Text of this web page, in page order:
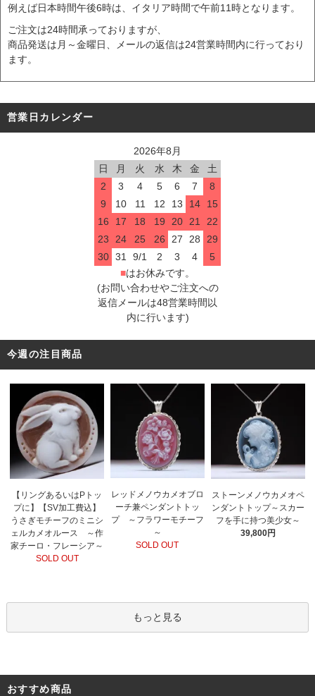
例えば日本時間午後6時は、イタリア時間で午前11時となります。
ご注文は24時間承っておりますが、
商品発送は月～金曜日、メールの返信は24営業時間内に行っており
ます。
営業日カレンダー
2026年8月
日
月 火 水 木 金
土
2
3 4 5 6 7
8
9
10 11 12 13 14
15
16
17 18 19 20 21
22
23
24 25 26 27 28
29
30 31 9/1 2 3 4
5
■はお休みです。
(お問い合わせやご注文への
返信メールは48営業時間以
内に行います)
今週の注目商品
【リングあるいはPトッ
プに】【SV加工費込】
うさぎモチーフのミニシ
ェルカメオルース ～作
家チーロ・フレーシア～
SOLD OUT
レッドメノウカメオブロ
ーチ兼ペンダントトッ
プ ～フラワーモチーフ
～
SOLD OUT
ストーンメノウカメオペ
ンダントトップ～スカー
フを手に持つ美少女～
39,800円
もっと見る
おすすめ商品